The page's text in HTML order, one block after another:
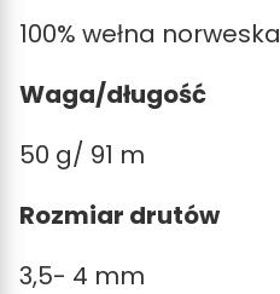
100% wełna norweska
Waga/długość
50 g/ 91 m
Rozmiar drutów
3,5- 4 mm